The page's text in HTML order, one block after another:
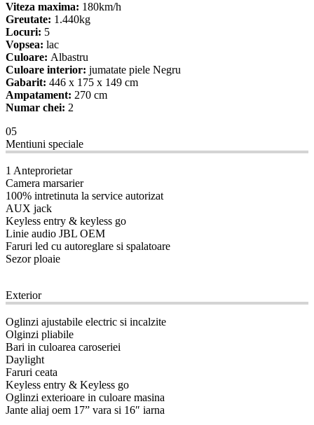
Viteza maxima: 180km/h
Greutate: 1.440kg
Locuri: 5
Vopsea: lac
Culoare: Albastru
Culoare interior: jumatate piele Negru
Gabarit: 446 x 175 x 149 cm
Ampatament: 270 cm
Numar chei: 2
05
Mentiuni speciale
1 Anteprorietar
Camera marsarier
100% intretinuta la service autorizat
AUX jack
Keyless entry & keyless go
Linie audio JBL OEM
Faruri led cu autoreglare si spalatoare
Sezor ploaie
Exterior
Oglinzi ajustabile electric si incalzite
Olginzi pliabile
Bari in culoarea caroseriei
Daylight
Faruri ceata
Keyless entry & Keyless go
Oglinzi exterioare in culoare masina
Jante aliaj oem 17” vara si 16″ iarna